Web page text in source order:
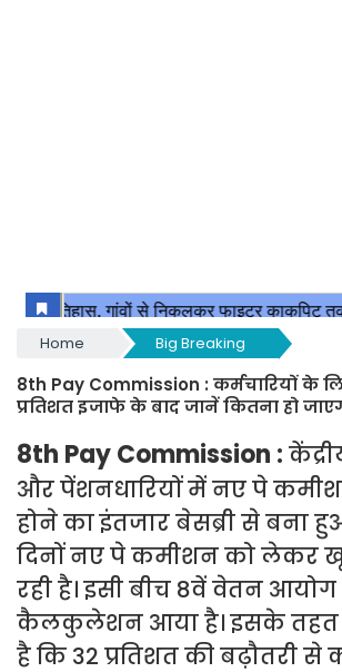
Home Big Breaking
8th Pay Commission : कर्मचारियों के
प्रतिशत इजाफे के बाद जानें कितना हो
8th Pay Commission :
और पेंशनधारियों में नए पे
होने का इंतजार बेसब्री से बना
दिनों नए पे कमीशन को लेकर
रही है। इसी बीच 8वें वेतन
कैलकुलेशन आया है। इसके तहत
है कि 32 प्रतिशत की बढ़ौतरी से